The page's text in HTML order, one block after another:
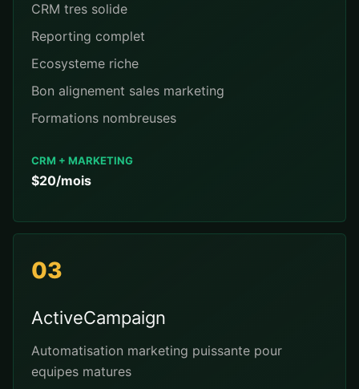
CRM tres solide
Reporting complet
Ecosysteme riche
Bon alignement sales marketing
Formations nombreuses
CRM + MARKETING
$20/mois
03
ActiveCampaign
Automatisation marketing puissante pour
equipes matures